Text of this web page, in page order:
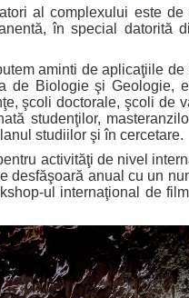
complexului este de
în special datorită
aminti de aplicaţiile de
de Biologie şi Geologie,
şcoli doctorale, şcoli de
studenţilor,
studiilor şi în cercetare.
activităţi de nivel
desfăşoară anual cu un
ul internaţional de